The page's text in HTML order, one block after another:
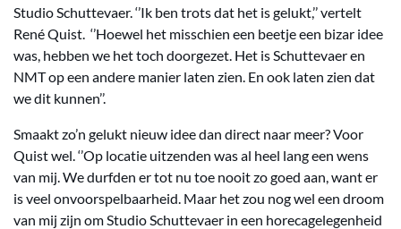
Studio Schuttevaer. ‘’Ik ben trots dat het is gelukt,’’ vertelt
René Quist. ‘’Hoewel het misschien een beetje een bizar idee
was, hebben we het toch doorgezet. Het is Schuttevaer en
NMT op een andere manier laten zien. En ook laten zien dat
we dit kunnen’’.
Smaakt zo’n gelukt nieuw idee dan direct naar meer? Voor
Quist wel. ‘’Op locatie uitzenden was al heel lang een wens
van mij. We durfden er tot nu toe nooit zo goed aan, want er
is veel onvoorspelbaarheid. Maar het zou nog wel een droom
van mij zijn om Studio Schuttevaer in een horecagelegenheid